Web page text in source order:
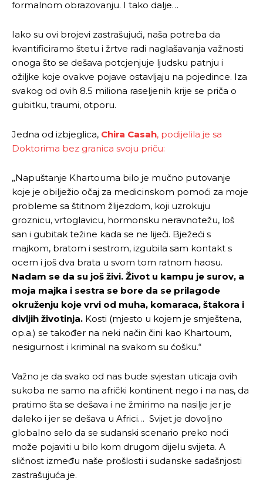
formalnom obrazovanju. I tako dalje…
Iako su ovi brojevi zastrašujući, naša potreba da
kvantificiramo štetu i žrtve radi naglašavanja važnosti
onoga što se dešava potcjenjuje ljudsku patnju i
ožiljke koje ovakve pojave ostavljaju na pojedince. Iza
svakog od ovih 8.5 miliona raseljenih krije se priča o
gubitku, traumi, otporu.
Jedna od izbjeglica, Chira Casah, podijelila je sa
Doktorima bez granica svoju priču:
„Napuštanje Khartouma bilo je mučno putovanje
koje je obilježio očaj za medicinskom pomoći za moje
probleme sa štitnom žlijezdom, koji uzrokuju
groznicu, vrtoglavicu, hormonsku neravnotežu, loš
san i gubitak težine kada se ne liječi. Bježeći s
majkom, bratom i sestrom, izgubila sam kontakt s
ocem i još dva brata u svom tom ratnom haosu.
Nadam se da su još živi. Život u kampu je surov, a
moja majka i sestra se bore da se prilagode
okruženju koje vrvi od muha, komaraca, štakora i
divljih životinja. Kosti (mjesto u kojem je smještena,
op.a.) se također na neki način čini kao Khartoum,
nesigurnost i kriminal na svakom su ćošku.“
Važno je da svako od nas bude svjestan uticaja ovih
sukoba ne samo na afrički kontinent nego i na nas, da
pratimo šta se dešava i ne žmirimo na nasilje jer je
daleko i jer se dešava u Africi… Svijet je dovoljno
globalno selo da se sudanski scenario preko noći
može pojaviti u bilo kom drugom dijelu svijeta. A
sličnost između naše prošlosti i sudanske sadašnjosti
zastrašujuća je.